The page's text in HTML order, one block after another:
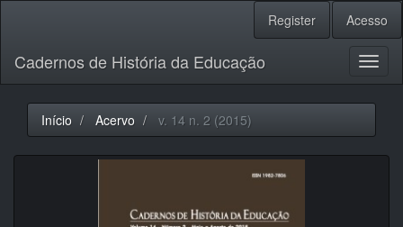
principal
Barra
Lateral
Register Acesso
Cadernos de História da Educação
Início Acervo v. 14 n. 2 (2015)